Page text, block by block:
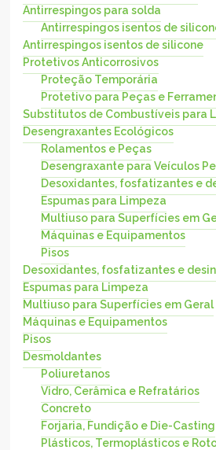
Antirrespingos para solda
Antirrespingos isentos de
Antirrespingos isentos de silicone
Protetivos Anticorrosivos
Proteção Temporária
Protetivo para Peças e
Substitutos de Combustíveis para
Desengraxantes Ecológicos
Rolamentos e Peças
Desengraxante para Veículos
Desoxidantes, fosfatizantes e
Espumas para Limpeza
Multiuso para Superfícies em
Máquinas e Equipamentos
Pisos
Desoxidantes, fosfatizantes e
Espumas para Limpeza
Multiuso para Superfícies em Geral
Máquinas e Equipamentos
Pisos
Desmoldantes
Poliuretanos
Vidro, Cerâmica e Refratários
Concreto
Forjaria, Fundição e Die-Casting
Plásticos, Termoplásticos e